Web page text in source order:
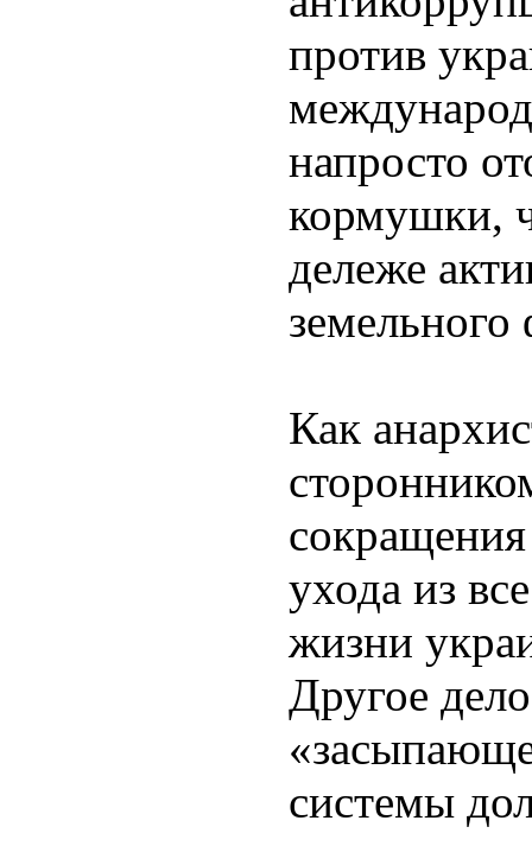
против
напросто
кормушки,
дележе
земельного
Как
сокращения
ухода из
жизни
Другое
системы